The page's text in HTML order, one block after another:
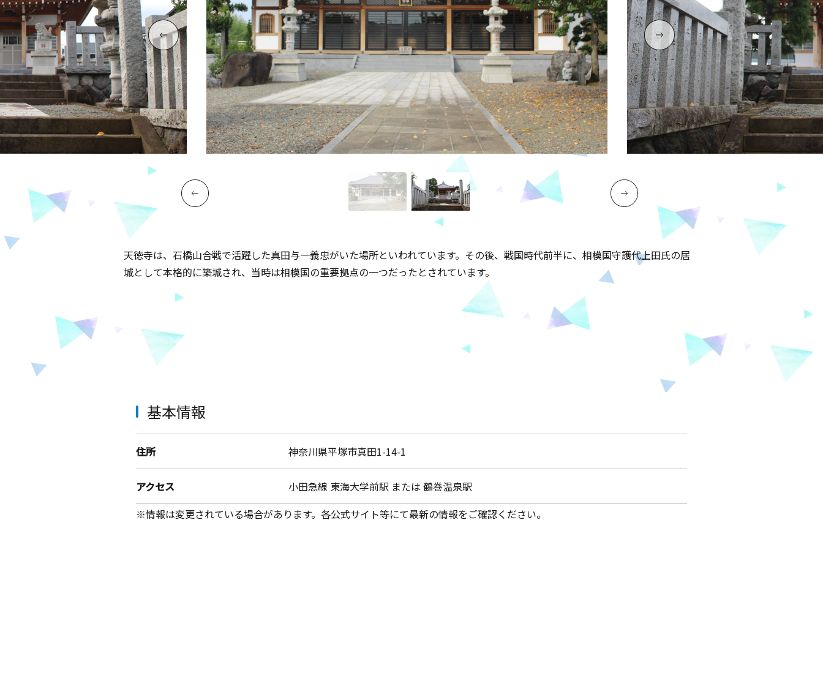
天徳寺は、石橋山合戦で活躍した真田与一義忠がいた場所といわれています。その後、戦国時代前半に、相模国守護代上田氏の居
城として本格的に築城され、当時は相模国の重要拠点の一つだったとされています。
基本情報
住所 神奈川県平塚市真田1-14-1
アクセス
小田急線 東海大学前駅 または 鶴巻温泉駅
※情報は変更されている場合があります。各公式サイト等にて最新の情報をご確認ください。